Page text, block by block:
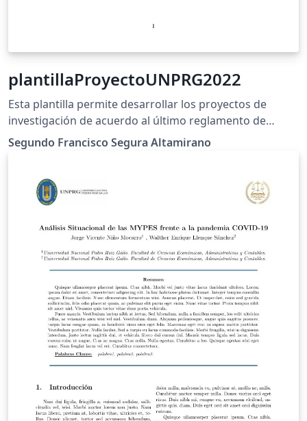
plantillaProyectoUNPRG2022
Esta plantilla permite desarrollar los proyectos de
investigación de acuerdo al último reglamento de
investigación publicado
Segundo Francisco Segura Altamirano